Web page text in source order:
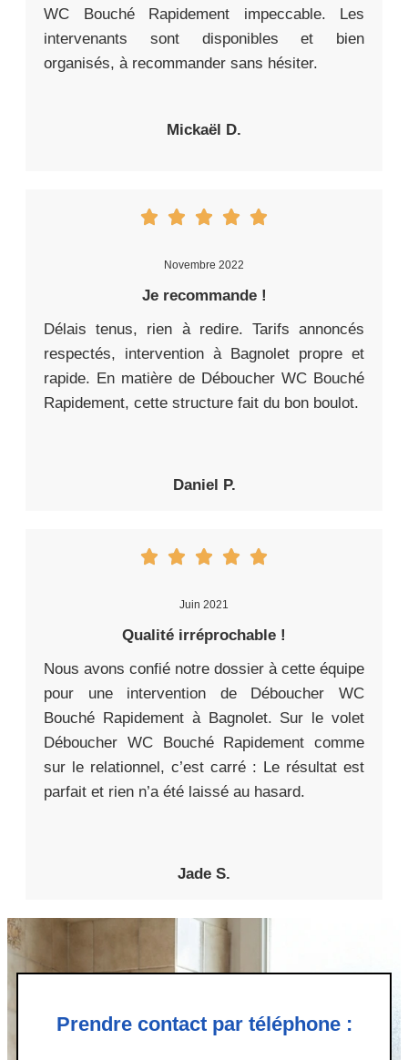
WC Bouché Rapidement impeccable. Les
intervenants sont disponibles et bien
organisés, à recommander sans hésiter.
Mickaël D.
Novembre 2022
Je recommande !
Délais tenus, rien à redire. Tarifs annoncés
respectés, intervention à Bagnolet propre et
rapide. En matière de Déboucher WC Bouché
Rapidement, cette structure fait du bon boulot.
Daniel P.
Juin 2021
Qualité irréprochable !
Nous avons confié notre dossier à cette équipe
pour une intervention de Déboucher WC
Bouché Rapidement à Bagnolet. Sur le volet
Déboucher WC Bouché Rapidement comme
sur le relationnel, c’est carré : Le résultat est
parfait et rien n’a été laissé au hasard.
Jade S.
Prendre contact par téléphone :